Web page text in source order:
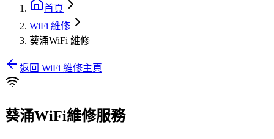
首頁
WiFi 維修
葵涌WiFi 維修
返回 WiFi 維修主頁
葵涌WiFi維修服務